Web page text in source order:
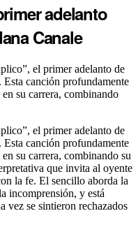
adelanto
Canale
el primer adelanto de
canción profundamente
su carrera, combinando
el primer adelanto de
canción profundamente
su carrera, combinando su
que invita al oyente
la fe. El sencillo aborda la
incomprensión, y está
vez se sintieron rechazados